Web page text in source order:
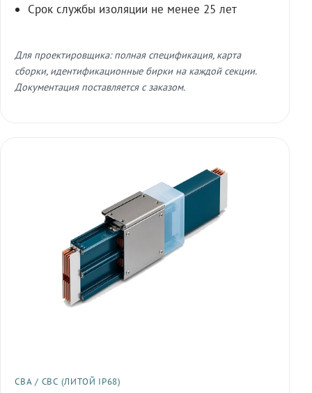
Срок службы изоляции не менее 25 лет
Для проектировщика: полная спецификация, карта
сборки, идентификационные бирки на каждой секции.
Документация поставляется с заказом.
СВА / СВС (ЛИТОЙ IP68)